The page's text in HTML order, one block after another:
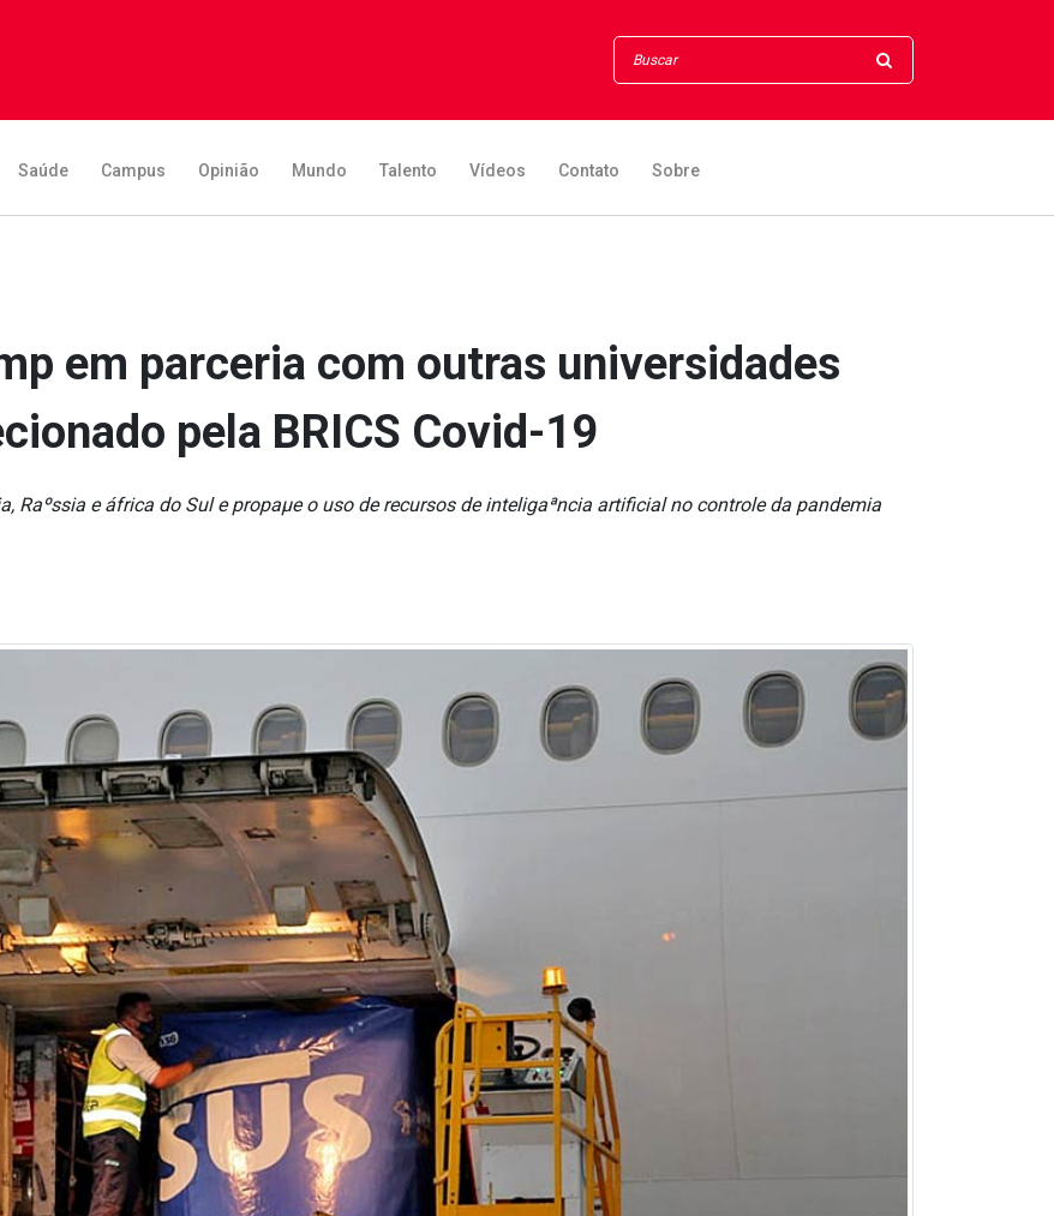
Saúde Campus Opinião Mundo Talento Vídeos Contato Sobre
em parceria com outras universidades
pela BRICS Covid-19
Raºssia e áfrica do Sul e propaµe o uso de recursos de inteligaªncia artificial no controle da pandemia